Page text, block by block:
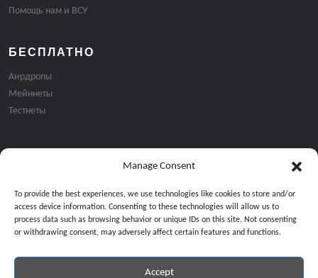
Manage Consent
To provide the best experiences, we use technologies like cookies to store and/or
access device information. Consenting to these technologies will allow us to
process data such as browsing behavior or unique IDs on this site. Not consenting
or withdrawing consent, may adversely affect certain features and functions.
Accept
Помощь нам и ВСУ
БЕСПЛАТНО
Аирдропы
Мейннеты
Тестнеты
Подписка на email рассылку: